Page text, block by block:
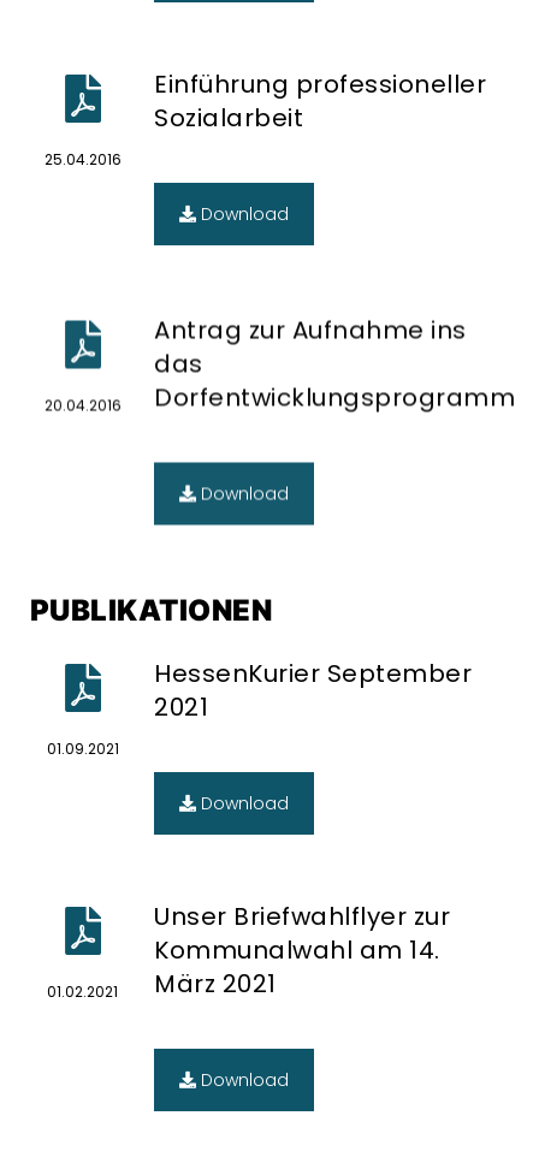
25.04.2016
Einführung professioneller
Sozialarbeit
Download
20.04.2016
Antrag zur Aufnahme ins
das
Dorfentwicklungsprogramm
Download
PUBLIKATIONEN
01.09.2021
HessenKurier September
2021
Download
01.02.2021
Unser Briefwahlflyer zur
Kommunalwahl am 14.
März 2021
Download